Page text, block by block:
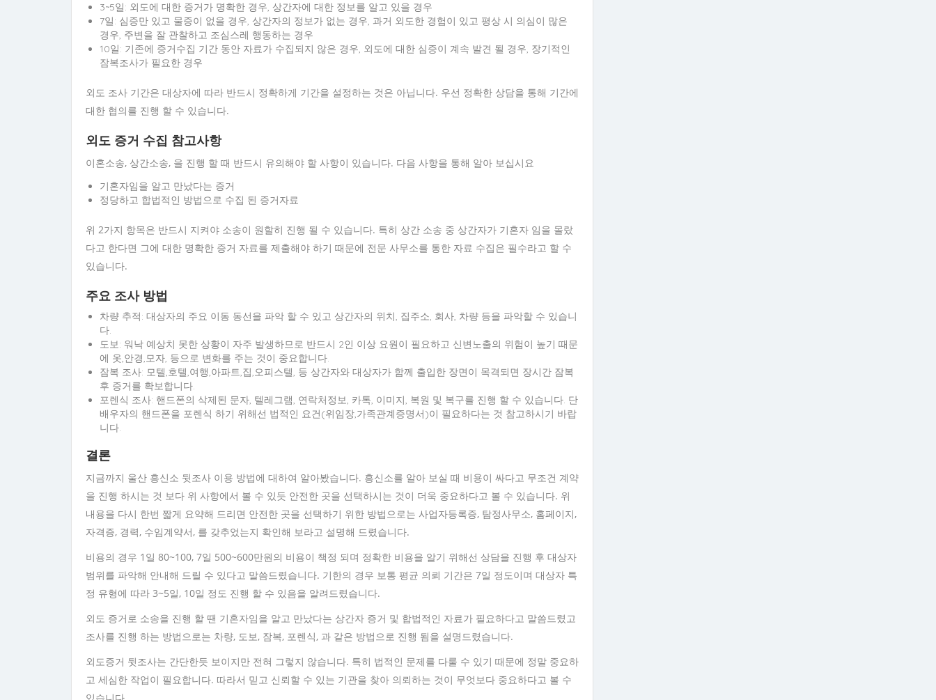
3~5일: 외도에 대한 증거가 명확한 경우, 상간자에 대한 정보를 알고 있을 경우
7일: 심증만 있고 물증이 없을 경우, 상간자의 정보가 없는 경우, 과거 외도한 경험이 있고 평상 시 의심이 많은
경우, 주변을 잘 관찰하고 조심스레 행동하는 경우
10일: 기존에 증거수집 기간 동안 자료가 수집되지 않은 경우, 외도에 대한 심증이 계속 발견 될 경우, 장기적인
잠복조사가 필요한 경우
외도 조사 기간은 대상자에 따라 반드시 정확하게 기간을 설정하는 것은 아닙니다. 우선 정확한 상담을 통해 기간에
대한 협의를 진행 할 수 있습니다.
외도 증거 수집 참고사항
이혼소송, 상간소송, 을 진행 할 때 반드시 유의해야 할 사항이 있습니다. 다음 사항을 통해 알아 보십시요
기혼자임을 알고 만났다는 증거
정당하고 합법적인 방법으로 수집 된 증거자료
위 2가지 항목은 반드시 지켜야 소송이 원할히 진행 될 수 있습니다. 특히 상간 소송 중 상간자가 기혼자 임을 몰랐
다고 한다면 그에 대한 명확한 증거 자료를 제출해야 하기 때문에 전문 사무소를 통한 자료 수집은 필수라고 할 수
있습니다.
주요 조사 방법
차량 추적: 대상자의 주요 이동 동선을 파악 할 수 있고 상간자의 위치, 집주소, 회사, 차량 등을 파악할 수 있습니
다.
도보: 워낙 예상치 못한 상황이 자주 발생하므로 반드시 2인 이상 요원이 필요하고 신변노출의 위험이 높기 때문
에 옷,안경,모자, 등으로 변화를 주는 것이 중요합니다.
잠복 조사: 모텔,호텔,여행,아파트,집,오피스텔, 등 상간자와 대상자가 함께 출입한 장면이 목격되면 장시간 잠복
후 증거를 확보합니다.
포렌식 조사: 핸드폰의 삭제된 문자, 텔레그램, 연락처정보, 카톡, 이미지, 복원 및 복구를 진행 할 수 있습니다. 단
배우자의 핸드폰을 포렌식 하기 위해선 법적인 요건(위임장,가족관계증명서)이 필요하다는 것 참고하시기 바랍
니다.
결론
지금까지 울산 흥신소 뒷조사 이용 방법에 대하여 알아봤습니다. 흥신소를 알아 보실 때 비용이 싸다고 무조건 계약
을 진행 하시는 것 보다 위 사항에서 볼 수 있듯 안전한 곳을 선택하시는 것이 더욱 중요하다고 볼 수 있습니다. 위
내용을 다시 한번 짧게 요약해 드리면 안전한 곳을 선택하기 위한 방법으로는 사업자등록증, 탐정사무소, 홈페이지,
자격증, 경력, 수임계약서, 를 갖추었는지 확인해 보라고 설명해 드렸습니다.
비용의 경우 1일 80~100, 7일 500~600만원의 비용이 책정 되며 정확한 비용을 알기 위해선 상담을 진행 후 대상자
범위를 파악해 안내해 드릴 수 있다고 말씀드렸습니다. 기한의 경우 보통 평균 의뢰 기간은 7일 정도이며 대상자 특
정 유형에 따라 3~5일, 10일 정도 진행 할 수 있음을 알려드렸습니다.
외도 증거로 소송을 진행 할 땐 기혼자임을 알고 만났다는 상간자 증거 및 합법적인 자료가 필요하다고 말씀드렸고
조사를 진행 하는 방법으로는 차량, 도보, 잠복, 포렌식, 과 같은 방법으로 진행 됨을 설명드렸습니다.
외도증거 뒷조사는 간단한듯 보이지만 전혀 그렇지 않습니다. 특히 법적인 문제를 다룰 수 있기 때문에 정말 중요하
고 세심한 작업이 필요합니다. 따라서 믿고 신뢰할 수 있는 기관을 찾아 의뢰하는 것이 무엇보다 중요하다고 볼 수